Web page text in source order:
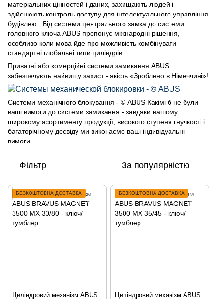
матеріальних цінностей і даних, захищають людей і
здійснюють контроль доступу для інтелектуального управління
будівлею. Від системи центрального замка до системи
головного ключа ABUS пропонує міжнародні рішення,
особливо коли мова йде про можливість комбінувати
стандартні глобальні типи циліндрів.
Приватні або комерційні системи замикання ABUS
забезпечують найвищу захист - якість «Зроблено в Німеччині»!
Системи механічного блокування - © ABUS Какімі б не були
ваші вимоги до системи замикання - завдяки нашому
широкому асортименту продукції, високого ступеня гнучкості і
багаторічному досвіду ми виконаємо ваші індивідуальні
вимоги.
Фільтр За популярністю
БЕЗКОШТОВНА ДОСТАВКА
Циліндровий механізм ABUS
БЕЗКОШТОВНА ДОСТАВКА
Циліндровий механізм ABUS